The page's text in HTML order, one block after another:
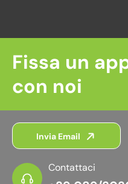
Fissa un
con noi
Invia Email
Contattaci